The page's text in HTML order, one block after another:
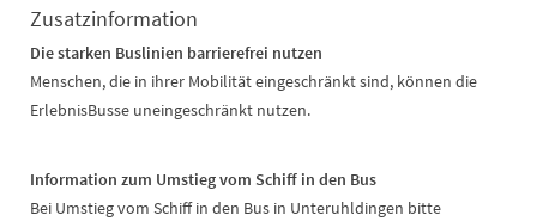
Zusatzinformation
Die starken Buslinien barrierefrei nutzen
Menschen, die in ihrer Mobilität eingeschränkt sind, können die
ErlebnisBusse uneingeschränkt nutzen.
Information zum Umstieg vom Schiff in den Bus
Bei Umstieg vom Schiff in den Bus in Unteruhldingen bitte